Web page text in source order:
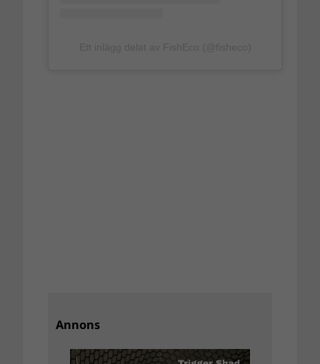
Annons